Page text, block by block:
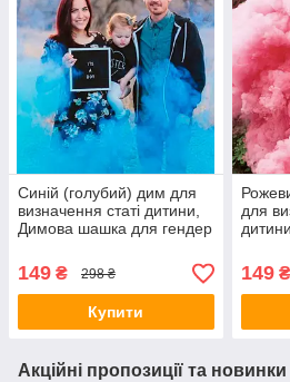
Синій (голубий) дим для
визначення статі дитини,
Димова шашка для гендер
60 сек.
149 ₴ 298 ₴
Купити
для
149₴
Акційні пропозиції та новинки